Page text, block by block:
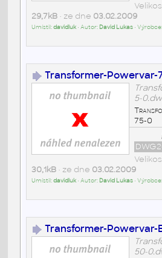
29,7kB• ze dne 03.02.2009
Umístil:davidluk• Autor: David Lukas• Výrobce:
Transformer-Powervar-
5-
75-0
30,1kB• ze dne 03.02.2009
Umístil:davidluk• Autor: David Lukas• Výrobce:
Transformer-Powervar-
50-